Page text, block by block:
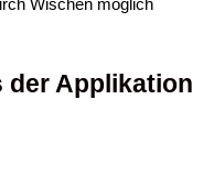
der Applikation